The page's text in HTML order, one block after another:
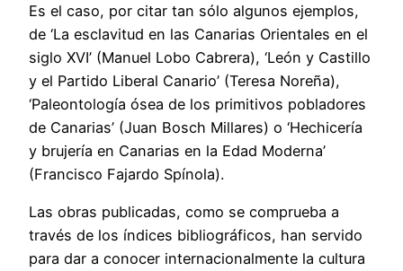
Es el caso, por citar tan sólo algunos ejemplos,
de ‘La esclavitud en las Canarias Orientales en el
siglo XVI’ (Manuel Lobo Cabrera), ‘León y Castillo
y el Partido Liberal Canario’ (Teresa Noreña),
‘Paleontología ósea de los primitivos pobladores
de Canarias’ (Juan Bosch Millares) o ‘Hechicería
y brujería en Canarias en la Edad Moderna’
(Francisco Fajardo Spínola).
Las obras publicadas, como se comprueba a
través de los índices bibliográficos, han servido
para dar a conocer internacionalmente la cultura